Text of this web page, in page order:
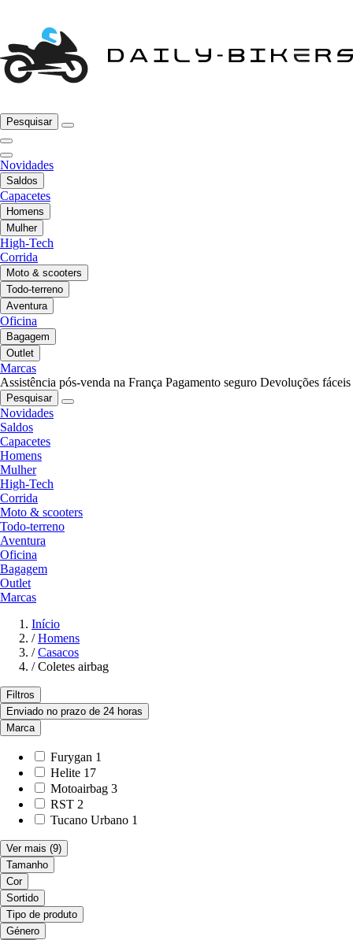
Pesquisar
Novidades
Saldos
Capacetes
Homens
Mulher
High-Tech
Corrida
Moto & scooters
Todo-terreno
Aventura
Oficina
Bagagem
Outlet
Marcas
Assistência pós-venda na França Pagamento seguro Devoluções fáceis
Pesquisar
Novidades
Saldos
Capacetes
Homens
Mulher
High-Tech
Corrida
Moto & scooters
Todo-terreno
Aventura
Oficina
Bagagem
Outlet
Marcas
Início
/ Homens
/ Casacos
/ Coletes airbag
Filtros
Enviado no prazo de 24 horas
Marca
Furygan 1
Helite 17
Motoairbag 3
RST 2
Tucano Urbano 1
Ver mais (9)
Tamanho
Cor
Sortido
Tipo de produto
Género